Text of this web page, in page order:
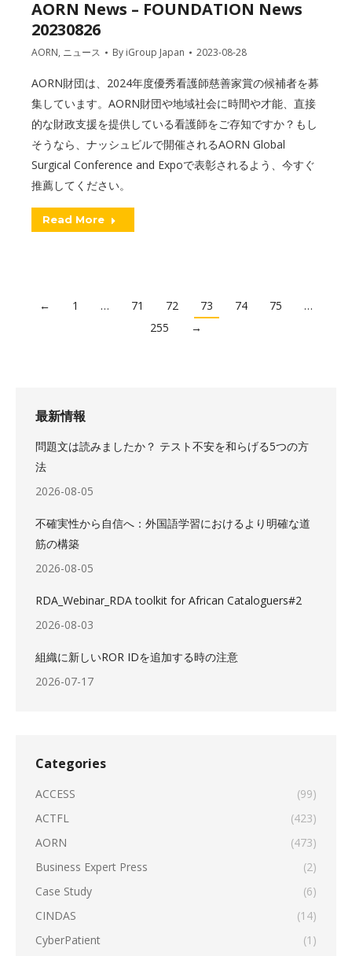
AORN News – FOUNDATION News
20230826
AORN, ニュース By iGroup Japan 2023-08-28
AORN財団は、2024年度優秀看護師慈善家賞の候補者を募
集しています。AORN財団や地域社会に時間や才能、直接
的な財政支援を提供している看護師をご存知ですか？もし
そうなら、ナッシュビルで開催されるAORN Global
Surgical Conference and Expoで表彰されるよう、今すぐ
推薦してください。
Read More
← 1 … 71 72 73 74 75
…
255
→
最新情報
問題文は読みましたか？ テスト不安を和らげる5つの方
法
2026-08-05
不確実性から自信へ：外国語学習におけるより明確な道
筋の構築
2026-08-05
RDA_Webinar_RDA toolkit for African Cataloguers#2
2026-08-03
組織に新しいROR IDを追加する時の注意
2026-07-17
Categories
ACCESS
(99)
ACTFL
(423)
AORN
(473)
Business Expert Press
(2)
Case Study
(6)
CINDAS
(14)
CyberPatient
(1)